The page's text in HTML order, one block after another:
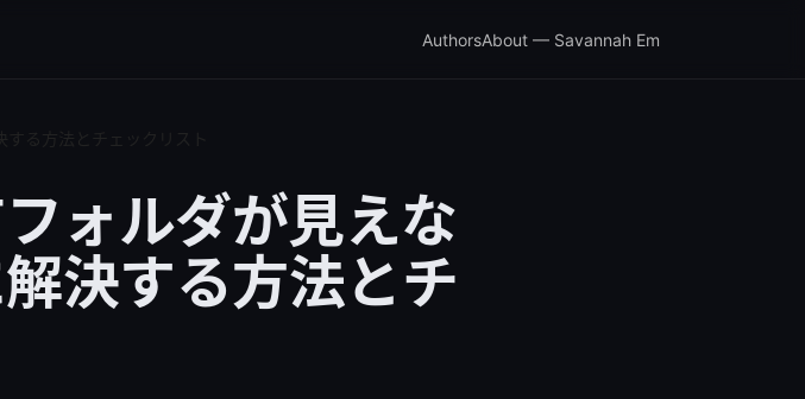
AuthorsAbout — Savannah Em
ォルダが見えな
決する方法とチ